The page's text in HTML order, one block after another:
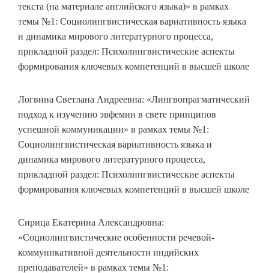
текста (на материале английского языка)» в рамках
темы №1: Социолингвистическая вариативность языка
и динамика мирового литературного процесса,
прикладной раздел: Психолингвистические аспекты
формирования ключевых компетенций в высшей школе
Логвина Светлана Андреевна: «Лингвопрагматический
подход к изучению эвфемии в свете принципов
успешной коммуникации» в рамках темы №1:
Социолингвистическая вариативность языка и
динамика мирового литературного процесса,
прикладной раздел: Психолингвистические аспекты
формирования ключевых компетенций в высшей школе
Сирица Екатерина Александровна:
«Социолингвистические особенности речевой-
коммуникативной деятельности индийских
преподавателей» в рамках темы №1: